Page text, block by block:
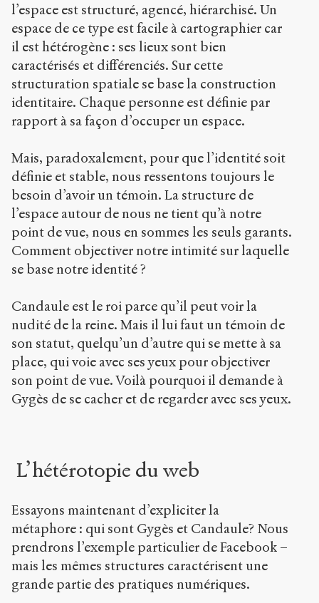
l’espace est structuré, agencé, hiérarchisé. Un
espace de ce type est facile à cartographier car
il est hétérogène : ses lieux sont bien
caractérisés et différenciés. Sur cette
structuration spatiale se base la construction
identitaire. Chaque personne est définie par
rapport à sa façon d’occuper un espace.
Mais, paradoxalement, pour que l’identité soit
définie et stable, nous ressentons toujours le
besoin d’avoir un témoin. La structure de
l’espace autour de nous ne tient qu’à notre
point de vue, nous en sommes les seuls garants.
Comment objectiver notre intimité sur laquelle
se base notre identité ?
Candaule est le roi parce qu’il peut voir la
nudité de la reine. Mais il lui faut un témoin de
son statut, quelqu’un d’autre qui se mette à sa
place, qui voie avec ses yeux pour objectiver
son point de vue. Voilà pourquoi il demande à
Gygès de se cacher et de regarder avec ses yeux.
L’hétérotopie du web
Essayons maintenant d’expliciter la
métaphore : qui sont Gygès et Candaule? Nous
prendrons l’exemple particulier de Facebook –
mais les mêmes structures caractérisent une
grande partie des pratiques numériques.